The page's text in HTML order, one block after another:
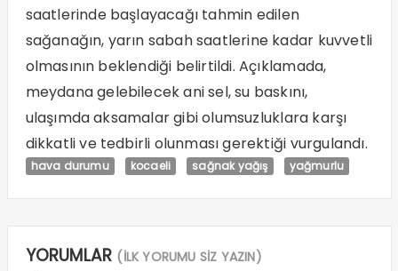
saatlerinde başlayacağı tahmin edilen
sağanağın, yarın sabah saatlerine kadar kuvvetli
olmasının beklendiği belirtildi. Açıklamada,
meydana gelebilecek ani sel, su baskını,
ulaşımda aksamalar gibi olumsuzluklara karşı
dikkatli ve tedbirli olunması gerektiği vurgulandı.
hava durumu kocaeli sağnak yağış yağmurlu
YORUMLAR (İLK YORUMU SİZ YAZIN)